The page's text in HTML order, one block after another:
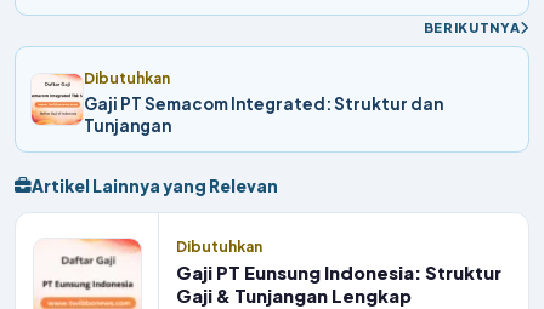
BERIKUTNYA
Dibutuhkan
Gaji PT Semacom Integrated: Struktur dan
Tunjangan
Artikel Lainnya yang Relevan
Dibutuhkan
Gaji PT Eunsung Indonesia: Struktur
Gaji & Tunjangan Lengkap